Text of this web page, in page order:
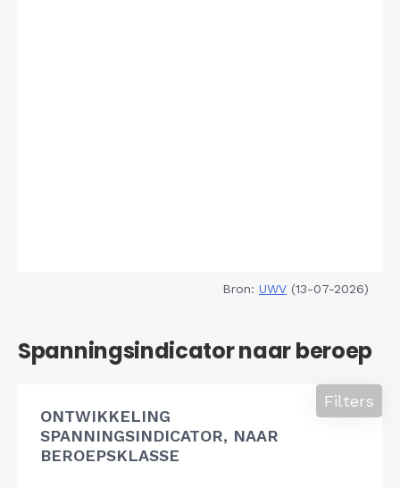
Bron: UWV (13-07-2026)
Spanningsindicator naar beroep
ONTWIKKELING
SPANNINGSINDICATOR, NAAR
BEROEPSKLASSE
Filters